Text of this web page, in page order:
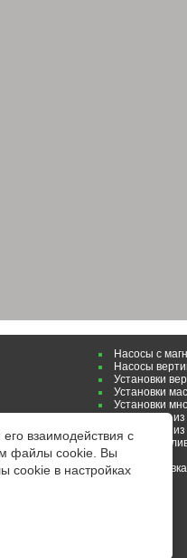
взаимодействия с
файлы cookie. Вы
cookie в настройках
Насосы с
Насосы
Установки
Установки
Установки
Картриджи
Картриджи
Заметки
On-line заявка